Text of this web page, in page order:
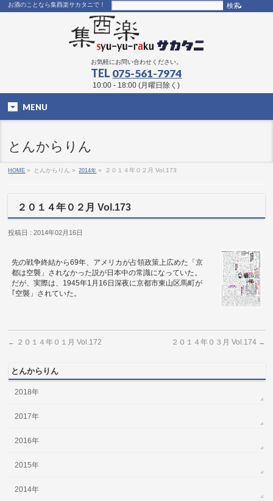
お酒のことなら集酉楽サカタニで！
お気軽にお問い合わせください。
TEL 075-561-7974
10:00 - 18:00 (月曜日除く)
MENU
とんからりん
HOME » とんからりん » 2014年 » ２０１４年０２月 Vol.173
２０１４年０２月 Vol.173
投稿日 : 2014年02月16日
先の戦争終結から69年、アメリカが占領政策上広めた「京
都は空襲」されなかった説が日本中の常識になっていた。
だが、実際は、1945年1月16日深夜に京都市東山区馬町が
｢空襲」されていた。
← ２０１４年０１月 Vol.172 ２０１４年０３月 Vol.174 →
とんからりん
2018年
2017年
2016年
2015年
2014年